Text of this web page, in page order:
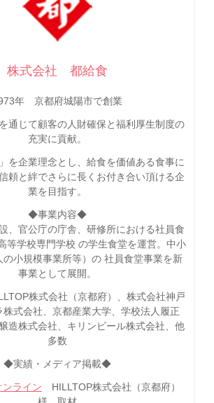
株式会社 都給食
年 京都府城陽市で創業
通じて顧客の人財確保と福利厚生制度の
充実に貢献。
を企業理念とし、給食を価値ある食事に
頼と絆でさらに長くお付き合い頂ける企
業を目指す。
◆事業内容◆
、官公庁の庁舎、研修所における社員食
等学校専門学校 の学生食堂を運営。中小
小規模事業所等）の 社員食堂事業を新
事業として展開。
株式会社（京都府）、株式会社神戸
株式会社、京都産業大学、学校法人履正
造株式会社、キリンビール株式会社、他
多数
◆実績・メディア掲載◆
ンライン HILLTOP株式会社（京都府）